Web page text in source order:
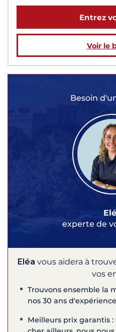
Entrez
Voir le
Besoin
experte de
Eléa vous aidera à
vos
Trouvons ensemble la
nos 30 ans d'expérience
Meilleurs prix garantis